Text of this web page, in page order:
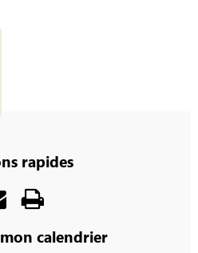
rapides
calendrier